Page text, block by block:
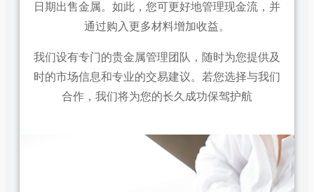
日期出售金属。如此，您可更好地管理现金流，并
通过购入更多材料增加收益。
我们设有专门的贵金属管理团队，随时为您提供及
时的市场信息和专业的交易建议。若您选择与我们
合作，我们将为您的长久成功保驾护航